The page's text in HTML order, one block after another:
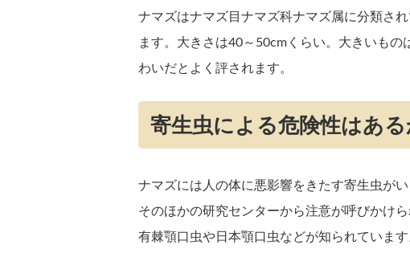
ナマズはナマズ目ナマズ科ナマズ属に分類さ
ます。大きさは40～50cmくらい。大きいも
わいだとよく評されます。
寄生虫による危険性はある
ナマズには人の体に悪影響をきたす寄生虫が
そのほかの研究センターから注意が呼びかけ
有棘顎口虫や日本顎口虫などが知られています